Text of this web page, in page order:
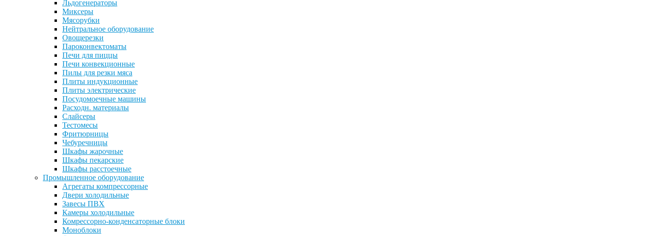
Льдогенераторы
Миксеры
Мясорубки
Нейтральное оборудование
Овощерезки
Пароконвектоматы
Печи для пиццы
Печи конвекционные
Пилы для резки мяса
Плиты индукционные
Плиты электрические
Посудомоечные машины
Расходн. материалы
Слайсеры
Тестомесы
Фритюрницы
Чебуречницы
Шкафы жарочные
Шкафы пекарские
Шкафы расстоечные
Промышленное оборудование
Агрегаты компрессорные
Двери холодильные
Завесы ПВХ
Камеры холодильные
Комрессорно-конденсаторные блоки
Моноблоки